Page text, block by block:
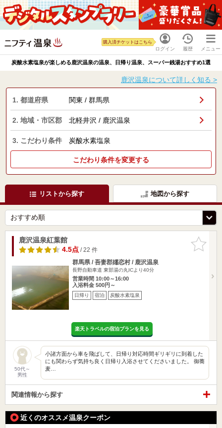
ログイン
購入済チケットはこちら
履歴 メニュー
炭酸水素塩泉が楽しめる鹿沢温泉の温泉、日帰り温泉、スーパー銭湯おすすめ1選
鹿沢温泉について詳しく知る >
1. 都道府県 関東 / 群馬県
2. 地域・市区郡 北軽井沢 / 鹿沢温泉
3. こだわり条件 炭酸水素塩泉
こだわり条件を変更する
リストから探す 地図から探す
お気に入
りに追加
鹿沢温泉紅葉館
4.5点/ 22 件
群馬県 / 吾妻郡嬬恋村 / 鹿沢温泉
長野自動車道 東部湯の丸ICより40分
営業時間 10:00～16:00
入浴料金 500円～
日帰り 宿泊 炭酸水素塩泉
楽天トラベルの宿泊プランを見る
50代～
男性
小諸方面から車を飛ばして、日帰り対応時間ギリギリに到着した
にも関わらず気持ち良く日帰り入浴させてくださいました。 御蕎
麦…
関連情報から探す
近くのオススメ温泉クーポン